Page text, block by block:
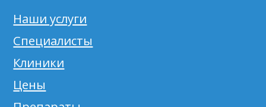
Наши услуги
Специалисты
Клиники
Цены